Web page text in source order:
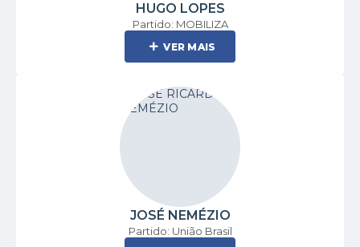
HUGO LOPES
Partido: MOBILIZA
VER MAIS
JOSÉ NEMÉZIO
Partido: União Brasil